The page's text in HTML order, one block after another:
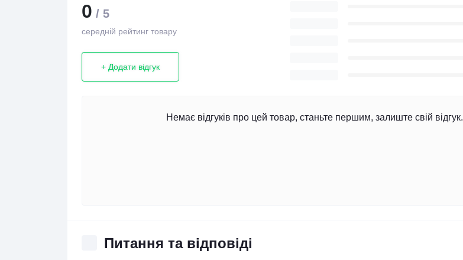
0 / 5
середній рейтинг товару
+ Додати відгук
Немає відгуків про цей товар, станьте першим, залиште свій відгук.
Питання та відповіді